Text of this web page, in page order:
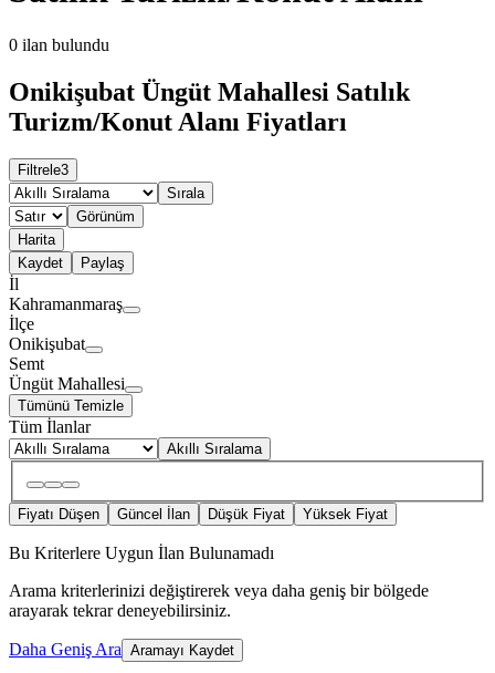
0 ilan bulundu
Onikişubat Üngüt Mahallesi Satılık
Turizm/Konut Alanı Fiyatları
Filtrele3
Sırala
Görünüm
Harita
Kaydet
Paylaş
İl
Kahramanmaraş
İlçe
Onikişubat
Semt
Üngüt Mahallesi
Tümünü Temizle
Tüm İlanlar
Akıllı Sıralama
Fiyatı Düşen Güncel İlan Düşük Fiyat Yüksek Fiyat
Bu Kriterlere Uygun İlan Bulunamadı
Arama kriterlerinizi değiştirerek veya daha geniş bir bölgede
arayarak tekrar deneyebilirsiniz.
Daha Geniş Ara Aramayı Kaydet